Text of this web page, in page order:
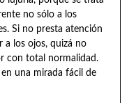
no sólo a los
Si no presta atención
a los ojos, quizá no
con total normalidad.
en una mirada fácil de